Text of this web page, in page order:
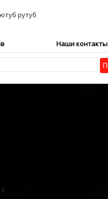
Наши контакты